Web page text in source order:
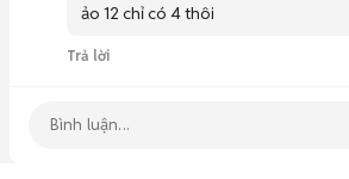
ảo 12 chỉ có 4 thôi
Trả lời